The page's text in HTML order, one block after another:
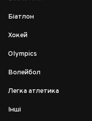
Біатлон
Хокей
Olympics
Волейбол
Легка атлетика
Інші